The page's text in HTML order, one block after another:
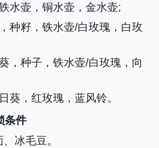
铁水壶，铜水壶，金水壶;
种籽，铁水壶/白玫瑰，白玫
，种子，铁水壶/白玫瑰，向
葵，红玫瑰，蓝风铃。
条件
冰毛豆。